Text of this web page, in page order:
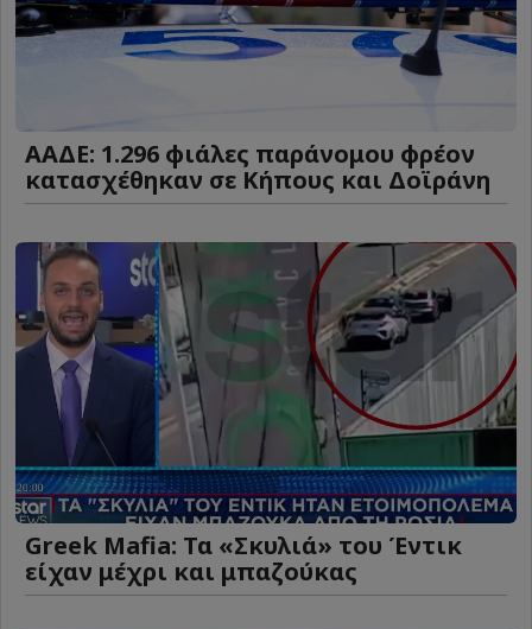
ΑΑΔΕ: 1.296 φιάλες παράνομου φρέον
κατασχέθηκαν σε Κήπους και Δοϊράνη
Greek Mafia: Τα «Σκυλιά» του Έντικ
είχαν μέχρι και μπαζούκας